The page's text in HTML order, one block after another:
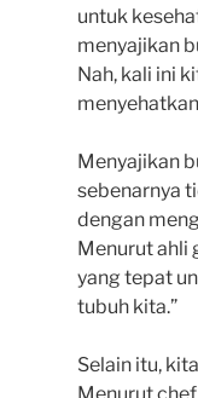
untuk
menyajikan
Nah, kali ini
Menyajikan
sebenarnya
dengan
Menurut ahli
yang tepat
tubuh kita.”
Selain itu,